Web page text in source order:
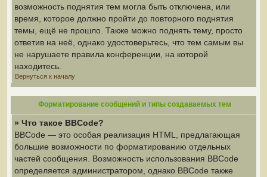
возможность поднятия тем могла быть отключена, или
время, которое должно пройти до повторного поднятия
темы, ещё не прошло. Также можно поднять тему, просто
ответив на неё, однако удостоверьтесь, что тем самым вы
не нарушаете правила конференции, на которой
находитесь.
Вернуться к началу
Форматирование сообщений и типы создаваемых тем
» Что такое BBCode?
BBCode — это особая реализация HTML, предлагающая
большие возможности по форматированию отдельных
частей сообщения. Возможность использования BBCode
определяется администратором, однако BBCode также